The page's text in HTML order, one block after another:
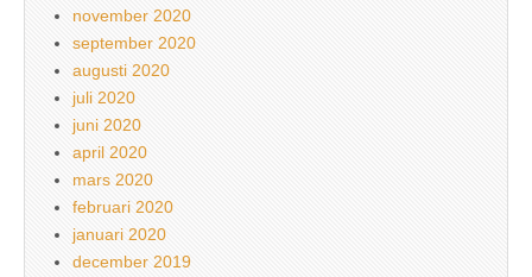
november 2020
september 2020
augusti 2020
juli 2020
juni 2020
april 2020
mars 2020
februari 2020
januari 2020
december 2019